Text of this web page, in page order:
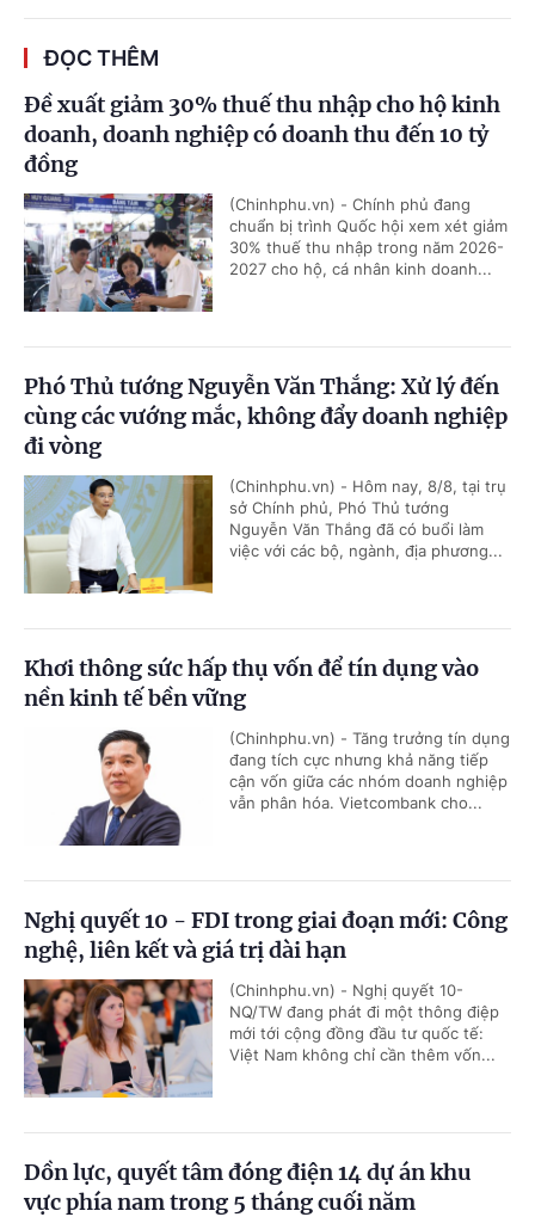
ĐỌC THÊM
Đề xuất giảm 30% thuế thu nhập cho hộ kinh
doanh, doanh nghiệp có doanh thu đến 10 tỷ
đồng
(Chinhphu.vn) - Chính phủ đang
chuẩn bị trình Quốc hội xem xét giảm
30% thuế thu nhập trong năm 2026-
2027 cho hộ, cá nhân kinh doanh...
Phó Thủ tướng Nguyễn Văn Thắng: Xử lý đến
cùng các vướng mắc, không đẩy doanh nghiệp
đi vòng
(Chinhphu.vn) - Hôm nay, 8/8, tại trụ
sở Chính phủ, Phó Thủ tướng
Nguyễn Văn Thắng đã có buổi làm
việc với các bộ, ngành, địa phương...
Khơi thông sức hấp thụ vốn để tín dụng vào
nền kinh tế bền vững
(Chinhphu.vn) - Tăng trưởng tín dụng
đang tích cực nhưng khả năng tiếp
cận vốn giữa các nhóm doanh nghiệp
vẫn phân hóa. Vietcombank cho...
Nghị quyết 10 - FDI trong giai đoạn mới: Công
nghệ, liên kết và giá trị dài hạn
(Chinhphu.vn) - Nghị quyết 10-
NQ/TW đang phát đi một thông điệp
mới tới cộng đồng đầu tư quốc tế:
Việt Nam không chỉ cần thêm vốn...
Dồn lực, quyết tâm đóng điện 14 dự án khu
vực phía nam trong 5 tháng cuối năm